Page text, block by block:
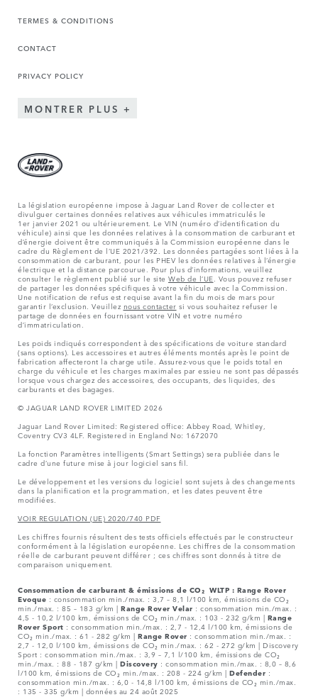
TERMES & CONDITIONS
CONTACT
PRIVACY POLICY
MONTRER PLUS
La législation européenne impose à Jaguar Land Rover de collecter et
divulguer certaines données relatives aux véhicules immatriculés le
1er janvier 2021 ou ultérieurement. Le VIN (numéro d’identification du
véhicule) ainsi que les données relatives à la consommation de carburant et
d’énergie doivent être communiqués à la Commission européenne dans le
cadre du Règlement de l’UE 2021/392. Les données partagées sont liées à la
consommation de carburant, pour les PHEV les données relatives à l’énergie
électrique et la distance parcourue. Pour plus d’informations, veuillez
consulter le règlement publié sur le site Web de l’UE . Vous pouvez refuser
de partager les données spécifiques à votre véhicule avec la Commission.
Une notification de refus est requise avant la fin du mois de mars pour
garantir l’exclusion. Veuillez nous contacter si vous souhaitez refuser le
partage de données en fournissant votre VIN et votre numéro
d’immatriculation.
Les poids indiqués correspondent à des spécifications de voiture standard
(sans options). Les accessoires et autres éléments montés après le point de
fabrication affecteront la charge utile. Assurez-vous que le poids total en
charge du véhicule et les charges maximales par essieu ne sont pas dépassés
lorsque vous chargez des accessoires, des occupants, des liquides, des
carburants et des bagages.
© JAGUAR LAND ROVER LIMITED 2026
Jaguar Land Rover Limited: Registered office: Abbey Road, Whitley,
Coventry CV3 4LF. Registered in England No: 1672070
La fonction Paramètres intelligents (Smart Settings) sera publiée dans le
cadre d’une future mise à jour logiciel sans fil.
Le développement et les versions du logiciel sont sujets à des changements
dans la planification et la programmation, et les dates peuvent être
modifiées.
VOIR REGULATION (UE) 2020/740 PDF
Les chiffres fournis résultent des tests officiels effectués par le constructeur
conformément à la législation européenne. Les chiffres de la consommation
réelle de carburant peuvent différer ; ces chiffres sont donnés à titre de
comparaison uniquement.
Consommation de carburant & émissions de CO₂ WLTP : Range Rover
Evoque : consommation min./max. : 3,7 – 8,1 l/100 km, émissions de CO₂
min./max. : 85 – 183 g/km | Range Rover Velar : consommation min./max. :
4,5 - 10,2 l/100 km, émissions de CO₂ min./max. : 103 - 232 g/km | Range
Rover Sport : consommation min./max. : 2,7 - 12,4 l/100 km, émissions de
CO₂ min./max. : 61 - 282 g/km | Range Rover : consommation min./max. :
2,7 - 12,0 l/100 km, émissions de CO₂ min./max. : 62 - 272 g/km | Discovery
Sport : consommation min./max. : 3,9 – 7,1 l/100 km, émissions de CO₂
min./max. : 88 - 187 g/km | Discovery : consommation min./max. : 8,0 – 8,6
l/100 km, émissions de CO₂ min./max. : 208 - 224 g/km | Defender :
consommation min./max. : 6,0 - 14,8 l/100 km, émissions de CO₂ min./max.
: 135 - 335 g/km | données au 24 août 2025